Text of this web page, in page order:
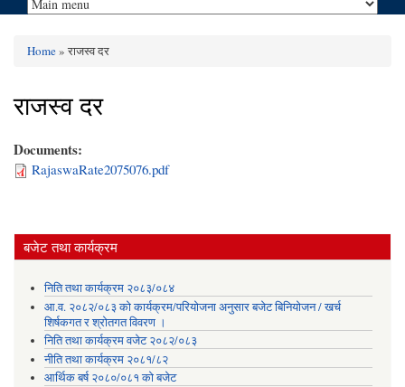
Home» राजस्व दर
राजस्व दर
Documents:
RajaswaRate2075076.pdf
बजेट तथा कार्यक्रम
निति तथा कार्यक्रम २०८३/०८४
आ.व. २०८२/०८३ को कार्यक्रम/परियोजना अनुसार बजेट बिनियोजन / खर्च
शिर्षकगत र श्रोतगत विवरण ।
निति तथा कार्यक्रम वजेट २०८२/०८३
नीति तथा कार्यक्रम २०८१/८२
आर्थिक बर्ष २०८०/०८१ को बजेट